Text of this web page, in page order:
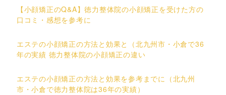
【小顔矯正のQ&A】徳力整体院の小顔矯正を受けた方の
口コミ・感想を参考に
エステの小顔矯正の方法と効果と（北九州市・小倉で36
年の実績 徳力整体院の小顔矯正の違い
エステの小顔矯正の方法と効果を参考までに（北九州
市・小倉で徳力整体院は36年の実績）